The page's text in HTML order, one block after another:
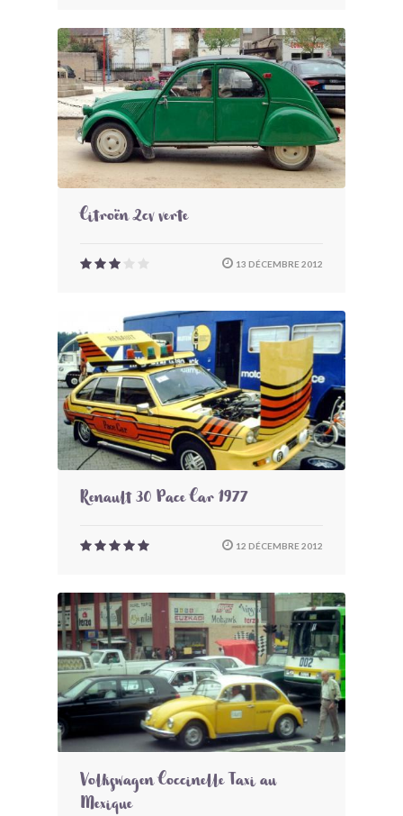
Citroën 2cv verte
13 DÉCEMBRE 2012
Renault 30 Pace Car 1977
12 DÉCEMBRE 2012
Volkswagen Coccinelle Taxi au
Mexique